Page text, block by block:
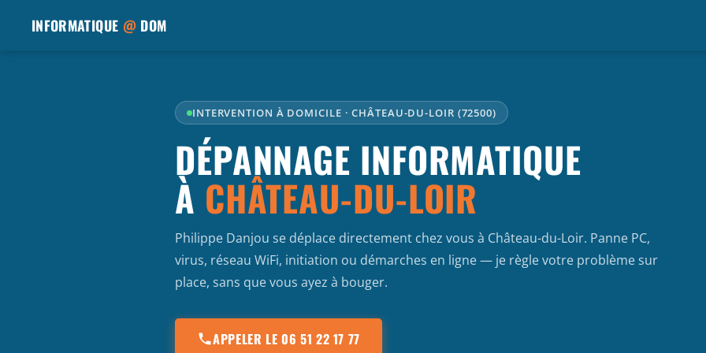
INFORMATIQUE @DOM
INTERVENTION À DOMICILE · CHÂTEAU-DU-LOIR (72500)
DÉPANNAGE INFORMATIQUE
À CHÂTEAU-DU-LOIR
Philippe Danjou se déplace directement chez vous à Château-du-Loir. Panne PC,
virus, réseau WiFi, initiation ou démarches en ligne — je règle votre problème sur
place, sans que vous ayez à bouger.
APPELER LE 06 51 22 17 77